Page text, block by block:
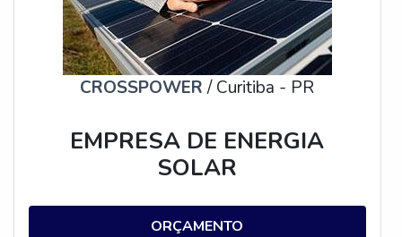
CROSSPOWER/ Curitiba - PR
EMPRESA DE ENERGIA
SOLAR
ORÇAMENTO